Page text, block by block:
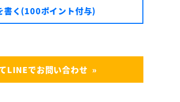
書く(100ポイント付与)
LINEでお問い合わせ